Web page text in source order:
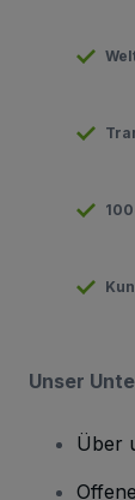
Unser
Über